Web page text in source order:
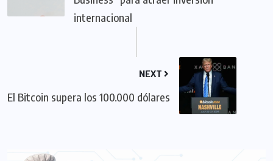
internacional
NEXT
El Bitcoin supera los 100.000 dólares